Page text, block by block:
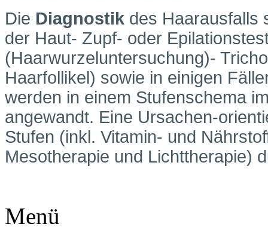
Die Diagnostik des Haarausfalls
der Haut- Zupf- oder
(Haarwurzeluntersuchung)-
Haarfollikel) sowie in einigen
werden in einem Stufenschema
angewandt. Eine Ursachen-
Stufen (inkl. Vitamin- und
Mesotherapie und Lichttherapie)
Menü